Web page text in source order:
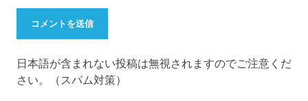
日本語が含まれない投稿は無視されますのでご注意くだ
さい。（スパム対策）